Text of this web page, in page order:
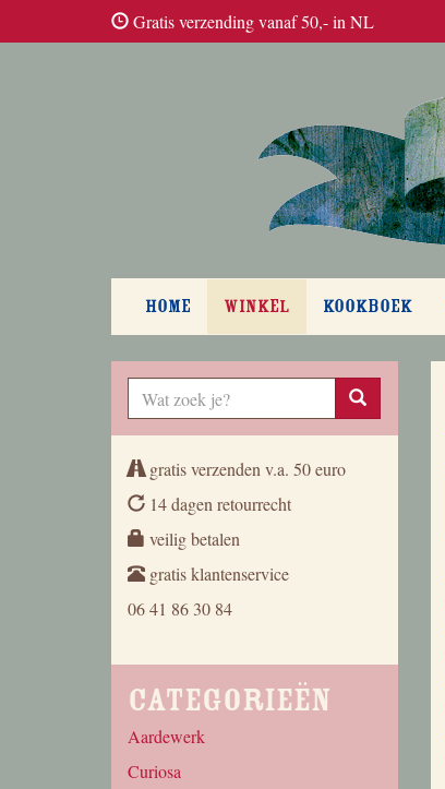
Gratis verzending vanaf 50,- in NL
HOME WINKEL KOOKBOEK
gratis verzenden v.a. 50 euro
14 dagen retourrecht
veilig betalen
gratis klantenservice
06 41 86 30 84
Categorieën
Aardewerk
Curiosa